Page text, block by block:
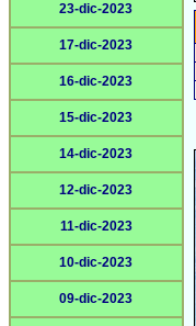
23-dic-2023
17-dic-2023
16-dic-2023
15-dic-2023
14-dic-2023
12-dic-2023
11-dic-2023
10-dic-2023
09-dic-2023